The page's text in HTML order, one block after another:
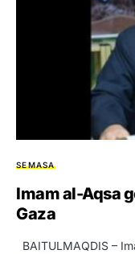
SEMASA
Imam al-Aqsa
Gaza
BAITULMAQDIS –